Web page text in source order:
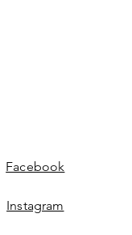
Facebook
Instagram